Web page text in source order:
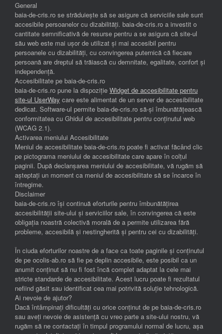
General
baia-de-cris.ro se străduiește să se asigure că serviciile sale sunt
accesibile persoanelor cu dizabilități. baia-de-cris.ro a investit o
cantitate semnificativă de resurse pentru a se asigura că site-ul
său web este mai ușor de utilizat și mai accesibil pentru
persoanele cu dizabilități, cu convingerea puternică că fiecare
persoană are dreptul să trăiască cu demnitate, egalitate, confort și
independenţă.
Accesibilitate pe baia-de-cris.ro
baia-de-cris.ro pune la dispoziție Widget de accesibilitate pentru
site-ul UserWay care este alimentat de un server de accesibilitate
dedicat. Software-ul permite baia-de-cris.ro să-și îmbunătățească
conformitatea cu Ghidul de accesibilitate pentru conținutul web
(WCAG 2.1).
Activarea meniului Accesibilitate
Meniul de accesibilitate baia-de-cris.ro poate fi activat făcând clic
pe pictograma meniului de accesibilitate care apare în colțul
paginii. După declanșarea meniului de accesibilitate, vă rugăm să
așteptați un moment ca meniul de accesibilitate să se încarce în
întregime.
Disclaimer
baia-de-cris.ro își continuă eforturile pentru îmbunătățirea
accesibilității site-ului și serviciilor sale, în convingerea că este
obligația noastră colectivă morală de a permite utilizarea fără
probleme, accesibilă și nestingherită și pentru cei cu dizabilități.
În ciuda eforturilor noastre de a face ca toate paginile și conținutul
de pe ocolis-ab.ro să fie pe deplin accesibile, este posibil ca un
anumit conținut să nu fi fost încă complet adaptat la cele mai
stricte standarde de accesibilitate. Acest lucru poate fi rezultatul
nefiind găsit sau identificat cea mai potrivită soluție tehnologică.
Ai nevoie de ajutor?
Dacă întâmpinați dificultăți cu orice conținut de pe baia-de-cris.ro
sau aveți nevoie de asistență cu vreo parte a site-ului nostru, vă
rugăm să ne contactați în timpul programului normal de lucru, așa